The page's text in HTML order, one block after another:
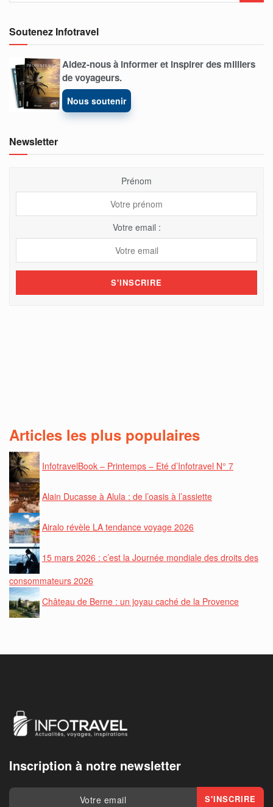
Soutenez Infotravel
Aidez-nous à informer et inspirer des milliers
de voyageurs.
Nous soutenir
Newsletter
Prénom
Votre email :
Articles les plus populaires
InfotravelBook – Printemps – Eté d’Infotravel N° 7
Alain Ducasse à Alula : de l’oasis à l’assiette
Airalo révèle LA tendance voyage 2026
15 mars 2026 : c’est la Journée mondiale des droits des
consommateurs 2026
Château de Berne : un joyau caché de la Provence
Inscription à notre newsletter